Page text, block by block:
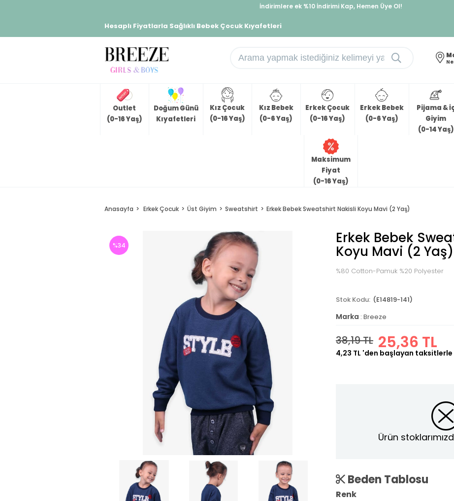
İndirimlere ek %10 İndirimi Kap, Hemen Üye Ol!
Hesaplı Fiyatlarla Sağlıklı Bebek Çocuk Kıyafetleri
Outlet
(0-16 Yaş)
Doğum Günü
Kıyafetleri
Kız Çocuk
(0-16 Yaş)
Kız Bebek
(0-6 Yaş)
Erkek Çocuk
(0-16 Yaş)
Erkek Bebek
(0-6 Yaş)
Pijama &
Giyim
(0-14 Yaş)
Maksimum
Fiyat
(0-16 Yaş)
Anasayfa Erkek Çocuk Üst Giyim Sweatshirt Erkek Bebek Sweatshirt Nakisli Koyu Mavi (2 Yaş)
%34 Erkek Bebek
Koyu Mavi (2 Yaş)
%80 Cotton-Pamuk %20 Polyester
(E14819-141)
Marka : Breeze
38,19 TL 25,36 TL
4,23 TL 'den başlayan taksitlerle
Ürün
Beden Tablosu
Renk